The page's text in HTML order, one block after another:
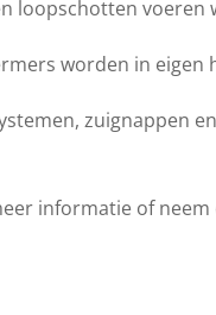
loopschotten voeren
worden in eigen
zuignappen
informatie of